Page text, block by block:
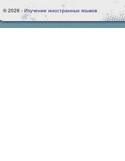
© 2026 - Изучение иностранных языков